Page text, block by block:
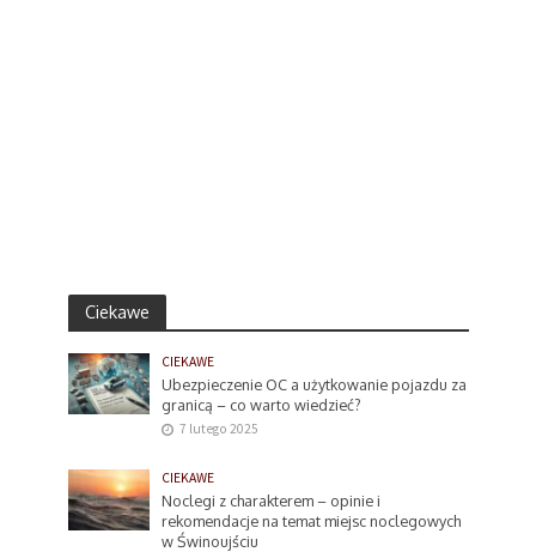
Ciekawe
CIEKAWE
Ubezpieczenie OC a użytkowanie pojazdu za
granicą – co warto wiedzieć?
7 lutego 2025
CIEKAWE
Noclegi z charakterem – opinie i
rekomendacje na temat miejsc noclegowych
w Świnoujściu